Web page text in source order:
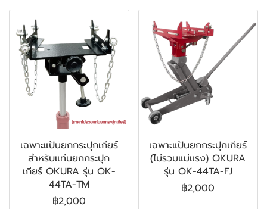
เฉพาะแป้นยกกระปุกเกียร์
สําหรับแท่นยกกระปุก
เกียร์ OKURA รุ่น OK-
44TA-TM
฿2,000
เฉพาะแป้นยกกระปุกเกียร์
(ไม่รวมแม่แรง) OKURA
รุ่น OK-44TA-FJ
฿2,000